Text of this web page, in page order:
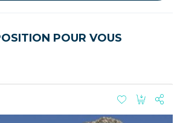
POUR VOUS